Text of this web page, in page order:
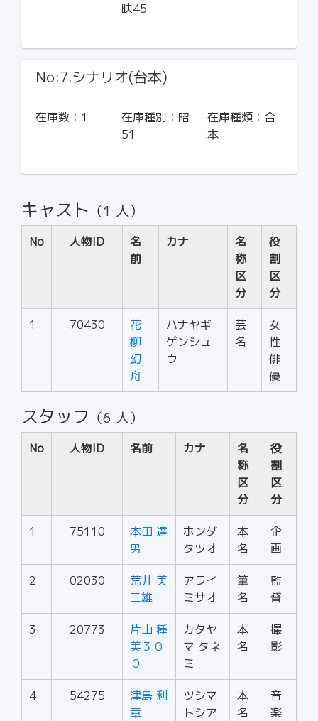
映45
No:7.シナリオ(台本)
在庫数： 1 在庫種別： 昭
51
在庫種類： 合
本
キャスト （1 人）
No 人物ID
名
前
カナ
名
称
区
分
役
割
区
分
1 70430
花
柳
幻
舟
ハナヤギ
ゲンシュ
ウ
芸
名
女
性
俳
優
スタッフ （6 人）
No 人物ID 名前 カナ
名
称
区
分
役
割
区
分
1 75110
本田 達
男
ホンダ
タツオ
本
名
企
画
2 02030
荒井 美
三雄
アライ
ミサオ
筆
名
監
督
3 20773
片山 種
美３０
０
カタヤ
マ タネ
ミ
本
名
撮
影
4 54275
津島 利
章
ツシマ
トシア
本
名
音
楽